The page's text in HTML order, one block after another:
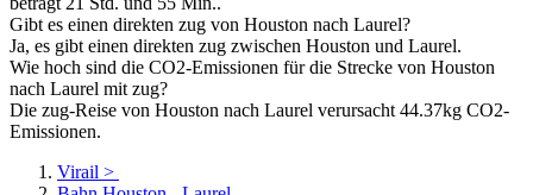
Gibt es einen direkten zug von Houston nach Laurel?
Ja, es gibt einen direkten zug zwischen Houston und Laurel.
Wie hoch sind die CO2-Emissionen für die Strecke von Houston
nach Laurel mit zug?
Die zug-Reise von Houston nach Laurel verursacht 44.37kg CO2-
Emissionen.
Virail >